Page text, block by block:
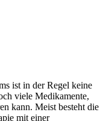
ist in der Regel keine
viele Medikamente,
kann. Meist besteht die
mit einer